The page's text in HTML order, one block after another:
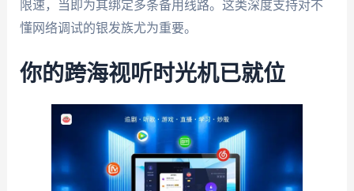
限速，当即为其绑定多条备用线路。这类深度支持对不
懂网络调试的银发族尤为重要。
你的跨海视听时光机已就位